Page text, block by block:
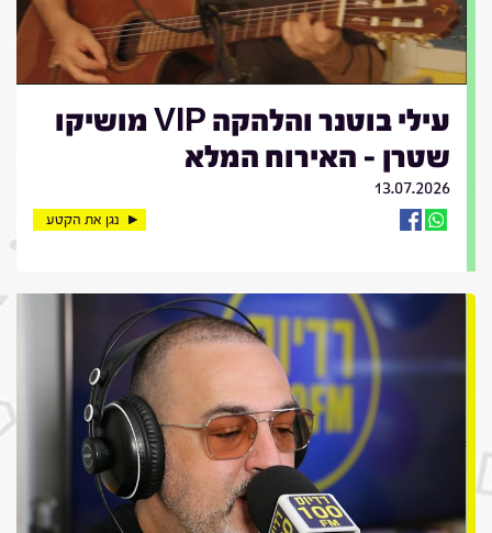
עילי בוטנר והלהקה VIP מושיקו
שטרן - האירוח המלא
13.07.2026
נגן את הקטע